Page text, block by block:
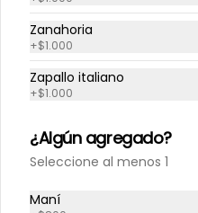
Limonada Albahaca
jengibre
500 cc
$3.800
Limonada Menta jengibre
Zanahoria
+$1.000
Zapallo italiano
+$1.000
¿Algún agregado?
Seleccione al menos 1
Maní